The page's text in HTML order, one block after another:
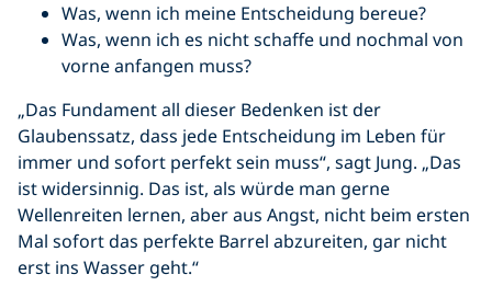
Was, wenn ich meine Entscheidung bereue?
Was, wenn ich es nicht schaffe und nochmal von
vorne anfangen muss?
„Das Fundament all dieser Bedenken ist der
Glaubenssatz, dass jede Entscheidung im Leben für
immer und sofort perfekt sein muss“, sagt Jung. „Das
ist widersinnig. Das ist, als würde man gerne
Wellenreiten lernen, aber aus Angst, nicht beim ersten
Mal sofort das perfekte Barrel abzureiten, gar nicht
erst ins Wasser geht.“